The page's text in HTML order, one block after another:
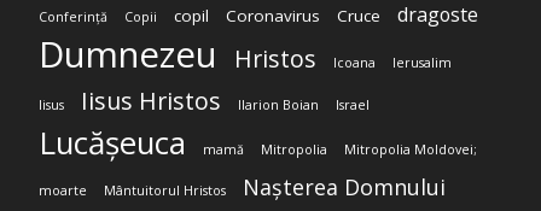
Conferință Copii copil Coronavirus Cruce dragoste
Dumnezeu Hristos Icoana Ierusalim
Iisus Iisus Hristos Ilarion Boian Israel
Lucășeuca mamă Mitropolia Mitropolia Moldovei;
moarte Mântuitorul Hristos Nașterea Domnului